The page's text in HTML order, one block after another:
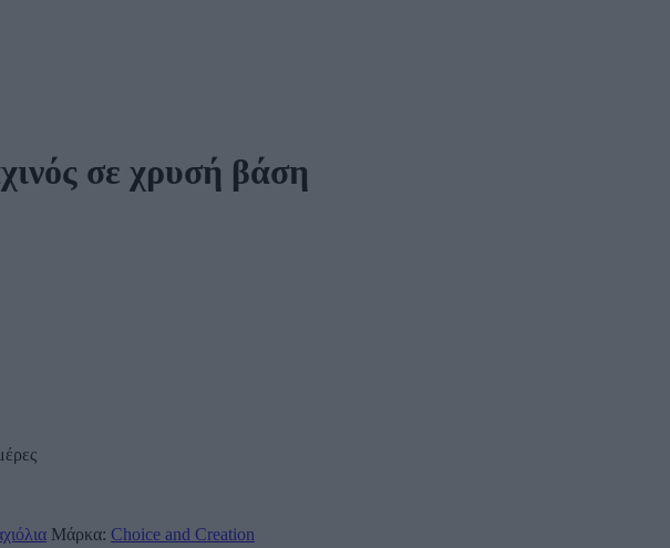
σε χρυσή βάση
Μάρκα: Choice and Creation